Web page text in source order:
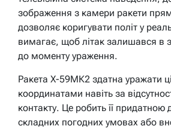
зображення з камери ракети
дозволяє коригувати політ у
вимагає, щоб літак залишався в
до моменту ураження.
Ракета Х-59МК2 здатна уражати
координатами навіть за
контакту. Це робить її придатною
складних погодних умовах або